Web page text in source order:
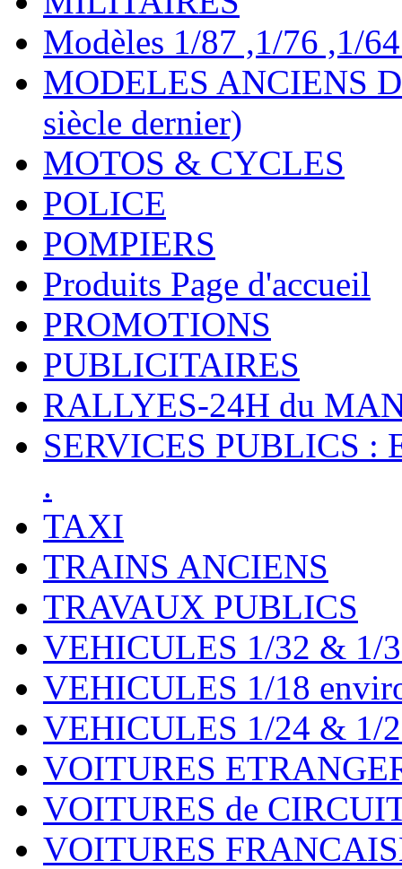
Modèles 1/87 ,1/76 ,1/
MODELES ANCIENS
siècle dernier)
MOTOS & CYCLES
POLICE
POMPIERS
Produits Page d'accueil
PROMOTIONS
PUBLICITAIRES
RALLYES-24H du
SERVICES PUBLICS :
.
TAXI
TRAINS ANCIENS
TRAVAUX PUBLICS
VEHICULES 1/32 & 1/
VEHICULES 1/18
VEHICULES 1/24 & 1/
VOITURES
VOITURES de
VOITURES